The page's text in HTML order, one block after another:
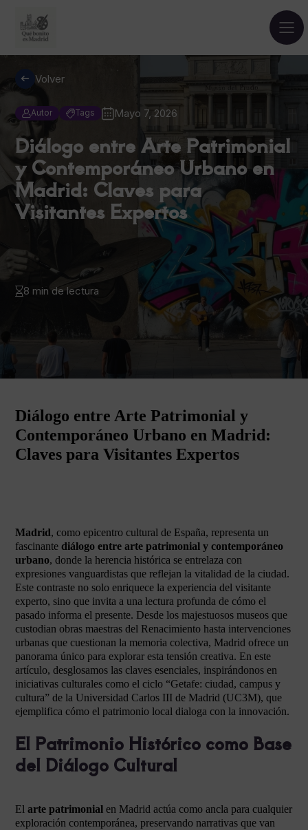
Volver
Autor Tags Mayo 7, 2026
Diálogo entre Arte Patrimonial
y Contemporáneo Urbano en
Madrid: Claves para
Visitantes Expertos
8 min de lectura
Diálogo entre Arte Patrimonial y
Contemporáneo Urbano en Madrid:
Claves para Visitantes Expertos
Madrid, como epicentro cultural de España, representa un
fascinante diálogo entre arte patrimonial y contemporáneo
urbano, donde la herencia histórica se entrelaza con
expresiones vanguardistas que reflejan la vitalidad de la ciudad.
Este contraste no solo enriquece la experiencia del visitante
experto, sino que invita a una lectura profunda de cómo el
pasado informa el presente. Desde los majestuosos museos que
custodian obras maestras del Renacimiento hasta intervenciones
urbanas que cuestionan la memoria colectiva, Madrid ofrece un
panorama único para explorar esta tensión creativa. En este
artículo, desglosamos las claves esenciales, inspirándonos en
iniciativas culturales como el ciclo “Getafe: ciudad, campus y
cultura” de la Universidad Carlos III de Madrid (UC3M), que
ejemplifica cómo el patrimonio local dialoga con la innovación.
El Patrimonio Histórico como Base
del Diálogo Cultural
El arte patrimonial en Madrid actúa como ancla para cualquier
exploración contemporánea, preservando narrativas que van